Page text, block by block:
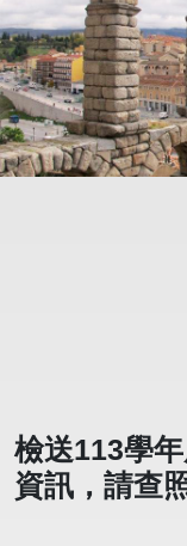
檢送113學
資訊，請查